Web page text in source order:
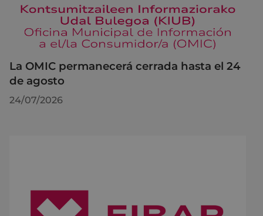
La OMIC permanecerá cerrada hasta el 24
de agosto
24/07/2026